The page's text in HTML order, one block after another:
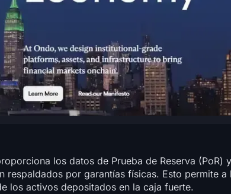
los datos de Prueba de Reserva (PoR)
respaldados por garantías físicas. Esto permite a
los activos depositados en la caja fuerte.